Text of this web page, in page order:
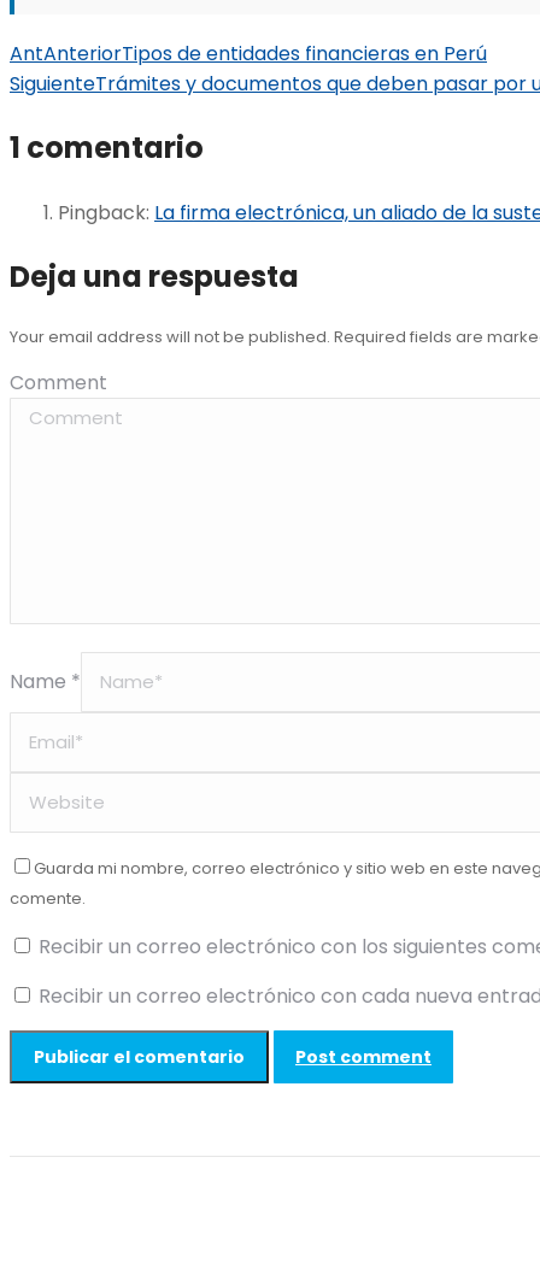
AntAnteriorTipos de entidades financieras en Perú
SiguienteTrámites y documentos que deben pasar por
1 comentario
Pingback: La firma electrónica, un aliado de la
Deja una respuesta
Your email address will not be published. Required fields are
Comment
Name *
Guarda mi nombre, correo electrónico y sitio web en este
comente.
Recibir un correo electrónico con los siguientes
Recibir un correo electrónico con cada nueva
Post comment